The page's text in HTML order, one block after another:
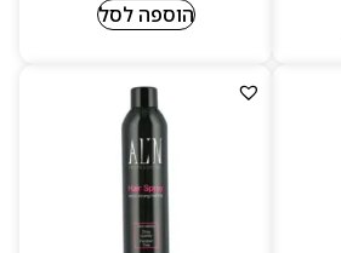
הוספה לסל